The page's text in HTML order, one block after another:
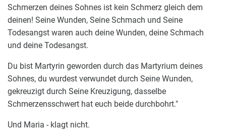
Schmerzen deines Sohnes ist kein Schmerz gleich dem
deinen! Seine Wunden, Seine Schmach und Seine
Todesangst waren auch deine Wunden, deine Schmach
und deine Todesangst.
Du bist Martyrin geworden durch das Martyrium deines
Sohnes, du wurdest verwundet durch Seine Wunden,
gekreuzigt durch Seine Kreuzigung, dasselbe
Schmerzensschwert hat euch beide durchbohrt."
Und Maria - klagt nicht.